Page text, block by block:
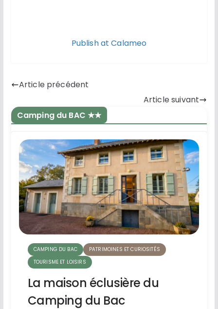
Publish at Calameo
Article précédent
Article suivant
Camping du BAC ★★
CAMPING DU BAC
PATRIMOINES ET CURIOSITÉS
TOURISME ET LOISIRS
La maison éclusière du
Camping du Bac